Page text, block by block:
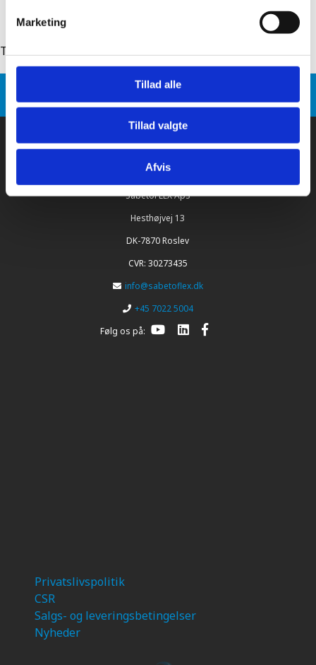
Marketing
Tillad alle
Tillad valgte
Afvis
Tilbage til: sabetoflex stål inddækning
Produkt varianter
SabetoFLEX stål inddækning Ø250 31-45°
SabetoFLEX ApS
Hesthøjvej 13
DK-7870 Roslev
CVR: 30273435
info@sabetoflex.dk
+45 7022 5004
Følg os på:
Privatslivspolitik
CSR
Salgs- og leveringsbetingelser
Nyheder